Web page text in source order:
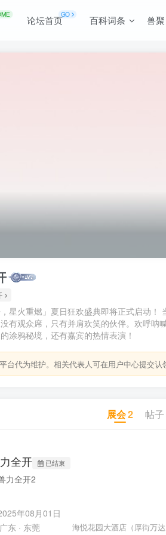
论坛首页GO 百科词条 兽
，星火重燃」夏日狂欢盛典即将正式启动！
有观众席，只有并肩欢笑的伙伴。欢呼呐
涂鸦秘境，还有嘉宾的热情表演！
台代为维护。相关代表人可在用户中心提交认
展会2 帖子
全开 已结束
力全开2
年08月01日
广东 · 东莞
海悦花园大酒店（厚街万达